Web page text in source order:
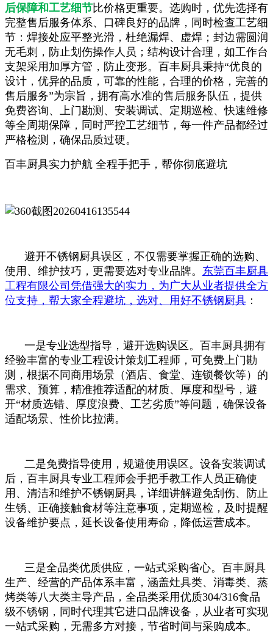
后保障和工艺细节比价格更重要。选购时，优先选择有
完整售后服务体系、口碑良好的品牌，同时检查工艺细
节：焊接处应平整光滑，杜绝漏焊、虚焊；封边需圆润
无毛刺，防止划伤操作人员；结构设计合理，如工作台
支架采用加厚方管，防止变形。百丰厨具秉持“优良的
设计，优异的品质，可靠的性能，合理的价格，完善的
售后服务”为宗旨，拥有高水准的售后服务队伍，提供
免费咨询、上门勘测、安装调试、定期巡检、快速维修
等全周期保障，同时严控工艺细节，每一件产品都经过
严格检测，确保品质过硬。
百丰厨具实力护航 全程手把手，帮你彻底避坑
避开不锈钢厨具误区，不仅需要掌握正确的选购、
使用、维护技巧，更需要选对专业品牌。 东莞百丰厨具
工程有限公司凭借强大的实力，为广大从业者提供全方
位支持，帮大家全程避坑，选对、用好不锈钢厨具 ：
一是专业选型指导，避开选购误区。百丰厨具拥有
经验丰富的专业工程设计策划工程师，可免费上门勘
测，根据不同商用场景（酒店、食堂、连锁餐饮等）的
需求、预算，精准推荐适配的材质、厚度和型号，避
开“材质选错、厚度浪费、工艺劣质”等问题，确保设备
适配场景、性价比拉满。
二是免费指导使用，规避使用误区。设备安装调试
后，百丰厨具专业工程师会手把手教工作人员正确使
用、清洁和维护不锈钢厨具，详细讲解避免刮伤、防止
生锈、正确接触食材等注意事项，定期巡检，及时提醒
设备维护要点，延长设备使用寿命，降低运营成本。
三是全品类优质供应，一站式采购省心。百丰厨具
生产、经营的产品体系丰富，涵盖灶具类、消毒类、蒸
烤类等八大类主导产品，全品类采用优质304/316食品
级不锈钢，同时代理其它进口品牌设备，从业者可实现
一站式采购，无需多方对接，节省时间与采购成本。